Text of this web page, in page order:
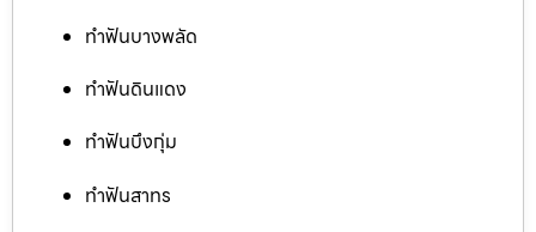
ทำฟันบางพลัด
ทำฟันดินแดง
ทำฟันบึงกุ่ม
ทำฟันสาทร